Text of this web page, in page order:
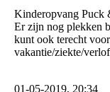
Kinderopvang Puck
Er zijn nog plekken
kunt ook terecht
vakantie/ziekte/
01-05-2019, 20:34